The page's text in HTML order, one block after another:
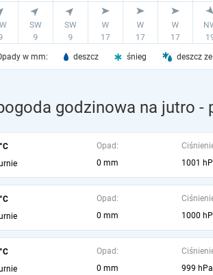
w mm: deszcz śnieg deszcz
godzinowa na jutro -
Opad:
0 mm
1001
Opad:
0 mm
1000
Opad:
0 mm
999 hPa